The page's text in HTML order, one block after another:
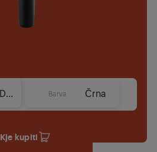
Da Barva Črna
Kje kupiti